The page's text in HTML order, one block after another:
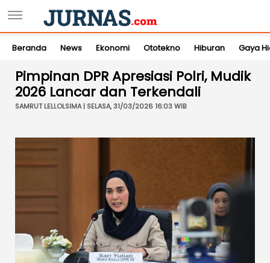
Beranda News Ekonomi Ototekno Hiburan Gaya
Pimpinan DPR Apresiasi Polri, Mudik
2026 Lancar dan Terkendali
SAMRUT LELLOLSIMA | SELASA, 31/03/2026 16:03 WIB